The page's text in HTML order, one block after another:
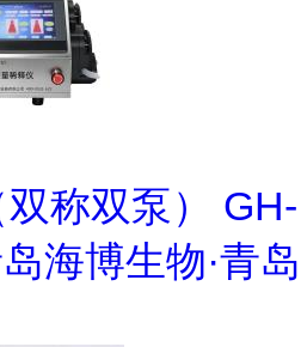
称双泵） GH-
海博生物·青岛